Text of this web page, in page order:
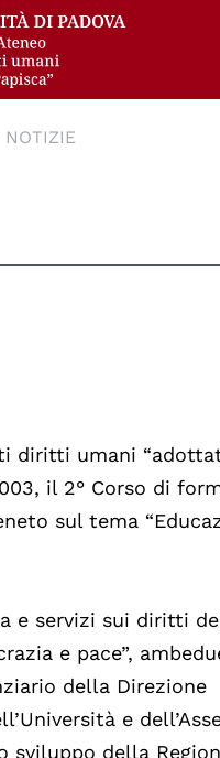
NOTIZIE
diritti umani
il 2° Corso di
sul tema
e servizi sui diritti
e pace”,
della Direzione
e
della